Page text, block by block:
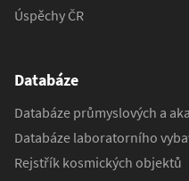
Úspěchy ČR
Databáze
Databáze průmyslových a
Databáze laboratorního
Rejstřík kosmických objektů